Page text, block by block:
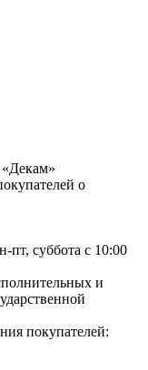
о
суббота с 10:00
и
покупателей: